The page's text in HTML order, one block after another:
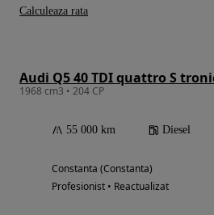
1968 cm3 • 204 CP
55 000 km Diesel
Constanta (Constanta)
Profesionist • Reactualizat
Calculeaza rata